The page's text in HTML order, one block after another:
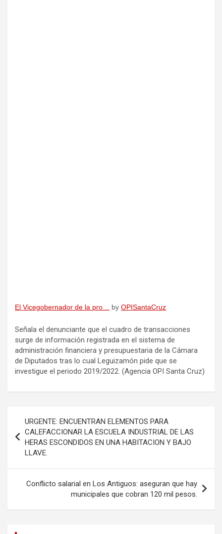
El Vicegobernador de la pro… by OPISantaCruz
Señala el denunciante que el cuadro de transacciones
surge de información registrada en el sistema de
administración financiera y presupuestaria de la Cámara
de Diputados tras lo cual Leguizamón pide que se
investigue el periodo 2019/2022. (Agencia OPI Santa Cruz)
de
entradas
URGENTE: ENCUENTRAN ELEMENTOS PARA
CALEFACCIONAR LA ESCUELA INDUSTRIAL DE LAS
HERAS ESCONDIDOS EN UNA HABITACION Y BAJO
LLAVE.
Conflicto salarial en Los Antiguos: aseguran que hay
municipales que cobran 120 mil pesos.